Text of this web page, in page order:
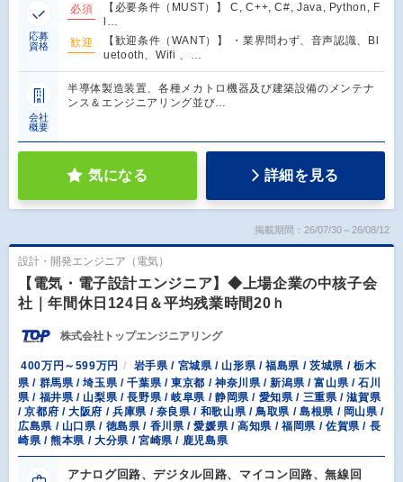
応募
資格
必須
【必要条件（MUST）】 C, C++, C#, Java, Python, F
l…
歓迎
【歓迎条件（WANT）】 ・業界問わず、音声認識、Bl
uetooth、Wifi 、…
会社
概要
半導体製造装置、各種メカトロ機器及び建築設備のメンテナ
ンス＆エンジニアリング並び…
気になる 詳細を見る
掲載期間：26/07/30～26/08/12
設計・開発エンジニア（電気）
【電気・電子設計エンジニア】◆上場企業の中核子会
社｜年間休日124日＆平均残業時間20ｈ
株式会社トップエンジニアリング
400万円～599万円
岩手県 / 宮城県 / 山形県 / 福島県 / 茨城県 / 栃木
県 / 群馬県 / 埼玉県 / 千葉県 / 東京都 / 神奈川県 / 新潟県 / 富山県 / 石川
県 / 福井県 / 山梨県 / 長野県 / 岐阜県 / 静岡県 / 愛知県 / 三重県 / 滋賀県
/ 京都府 / 大阪府 / 兵庫県 / 奈良県 / 和歌山県 / 鳥取県 / 島根県 / 岡山県 /
広島県 / 山口県 / 徳島県 / 香川県 / 愛媛県 / 高知県 / 福岡県 / 佐賀県 / 長
崎県 / 熊本県 / 大分県 / 宮崎県 / 鹿児島県
アナログ回路、デジタル回路、マイコン回路、無線回